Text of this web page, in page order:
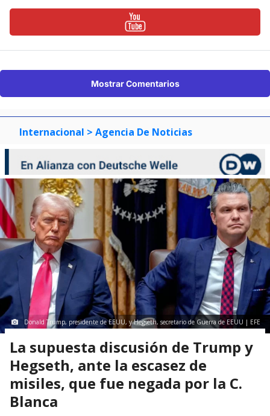
Mostrar Comentarios
Internacional > Agencia De Noticias
Donald Trump, presidente de EEUU, y Hegseth, secretario de Guerra de EEUU | EFE
La supuesta discusión de Trump y
Hegseth, ante la escasez de
misiles, que fue negada por la C.
Blanca